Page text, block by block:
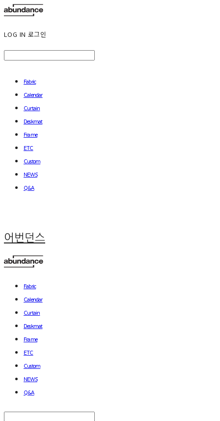
LOG IN 로그인
Fabric
Calendar
Curtain
Deskmat
Frame
ETC
Custom
NEWS
Q&A
어번던스
Fabric
Calendar
Curtain
Deskmat
Frame
ETC
Custom
NEWS
Q&A